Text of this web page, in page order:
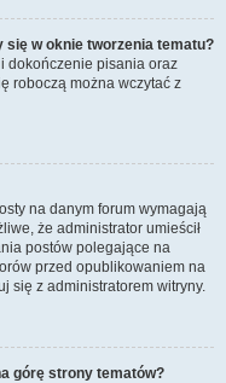
się w oknie tworzenia tematu?
dokończenie pisania oraz
roboczą można wczytać z
na danym forum wymagają
że administrator umieścił
postów polegające na
przed opublikowaniem na
się z administratorem witryny.
górę strony tematów?